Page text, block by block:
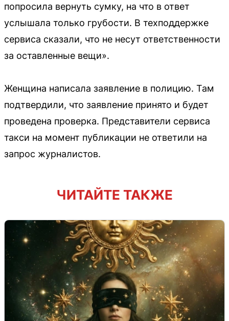
попросила вернуть сумку, на что в ответ
услышала только грубости. В техподдержке
сервиса сказали, что не несут ответственности
за оставленные вещи».
Женщина написала заявление в полицию. Там
подтвердили, что заявление принято и будет
проведена проверка. Представители сервиса
такси на момент публикации не ответили на
запрос журналистов.
ЧИТАЙТЕ ТАКЖЕ